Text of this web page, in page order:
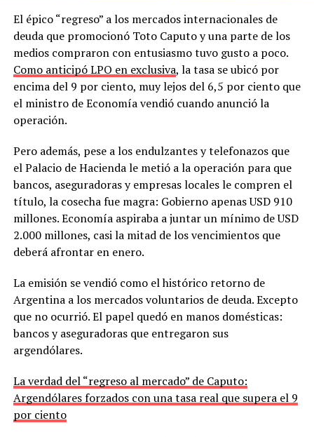
El épico “regreso” a los mercados internacionales de
deuda que promocionó Toto Caputo y una parte de los
medios compraron con entusiasmo tuvo gusto a poco.
Como anticipó LPO en exclusiva, la tasa se ubicó por
encima del 9 por ciento, muy lejos del 6,5 por ciento que
el ministro de Economía vendió cuando anunció la
operación.
Pero además, pese a los endulzantes y telefonazos que
el Palacio de Hacienda le metió a la operación para que
bancos, aseguradoras y empresas locales le compren el
título, la cosecha fue magra: Gobierno apenas USD 910
millones. Economía aspiraba a juntar un mínimo de USD
2.000 millones, casi la mitad de los vencimientos que
deberá afrontar en enero.
La emisión se vendió como el histórico retorno de
Argentina a los mercados voluntarios de deuda. Excepto
que no ocurrió. El papel quedó en manos domésticas:
bancos y aseguradoras que entregaron sus
argendólares.
La verdad del “regreso al mercado” de Caputo:
Argendólares forzados con una tasa real que supera el 9
por ciento